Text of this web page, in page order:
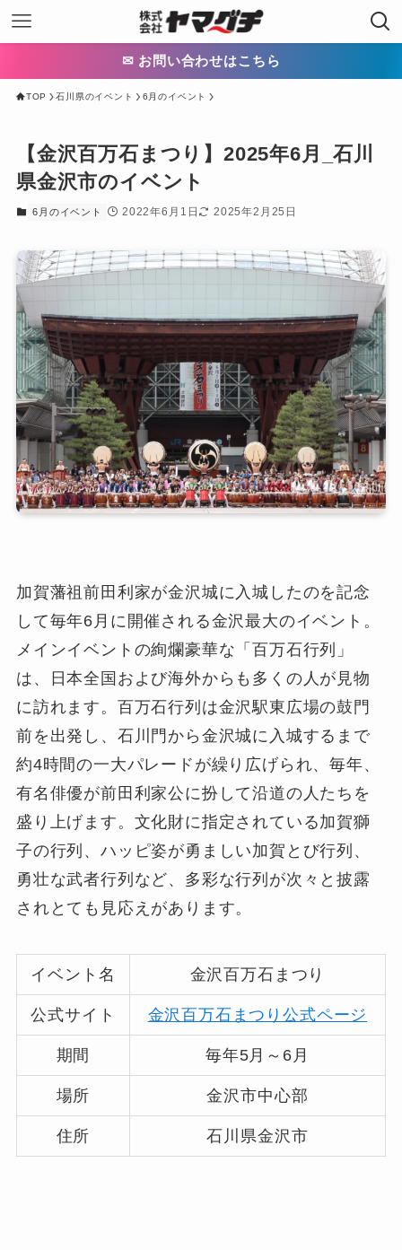
✉ お問い合わせはこちら
TOP 石川県のイベント 6月のイベント
【金沢百万石まつり】2025年6月_石川
県金沢市のイベント
6月のイベント 2022年6月1日 2025年2月25日
加賀藩祖前田利家が金沢城に入城したのを記念
して毎年6月に開催される金沢最大のイベント。
メインイベントの絢爛豪華な「百万石行列」
は、日本全国および海外からも多くの人が見物
に訪れます。百万石行列は金沢駅東広場の鼓門
前を出発し、石川門から金沢城に入城するまで
約4時間の一大パレードが繰り広げられ、毎年、
有名俳優が前田利家公に扮して沿道の人たちを
盛り上げます。文化財に指定されている加賀獅
子の行列、ハッピ姿が勇ましい加賀とび行列、
勇壮な武者行列など、多彩な行列が次々と披露
されとても見応えがあります。
イベント名 金沢百万石まつり
公式サイト 金沢百万石まつり公式ページ
期間 毎年5月～6月
場所 金沢市中心部
住所 石川県金沢市